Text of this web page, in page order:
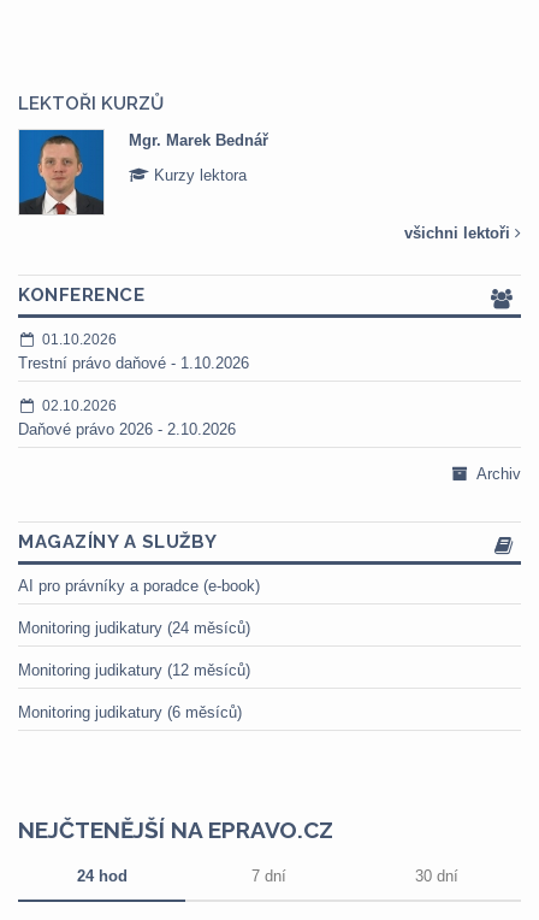
LEKTOŘI KURZŮ
Mgr. Marek Bednář
Kurzy lektora
všichni lektoři
KONFERENCE
01.10.2026
Trestní právo daňové - 1.10.2026
02.10.2026
Daňové právo 2026 - 2.10.2026
Archiv
MAGAZÍNY A SLUŽBY
AI pro právníky a poradce (e-book)
Monitoring judikatury (24 měsíců)
Monitoring judikatury (12 měsíců)
Monitoring judikatury (6 měsíců)
NEJČTENĚJŠÍ NA EPRAVO.CZ
24 hod 7 dní 30 dní